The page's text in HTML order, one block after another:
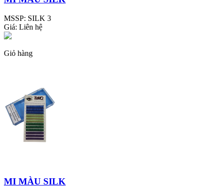
MSSP: SILK 3
Giá: Liên hệ
Giỏ hàng
MI MÀU SILK